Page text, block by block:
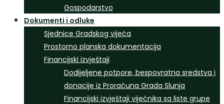
Gospodarstvo
Dokumenti i odluke
Sjednice Gradskog vijeća
Prostorno planska dokumentacija
Financijski izvještaji
Dodijeljene potpore, bespovratna sredstva i
donacije iz Proračuna Grada Slunja
Financijski izvještaji vijećnika sa liste grupe